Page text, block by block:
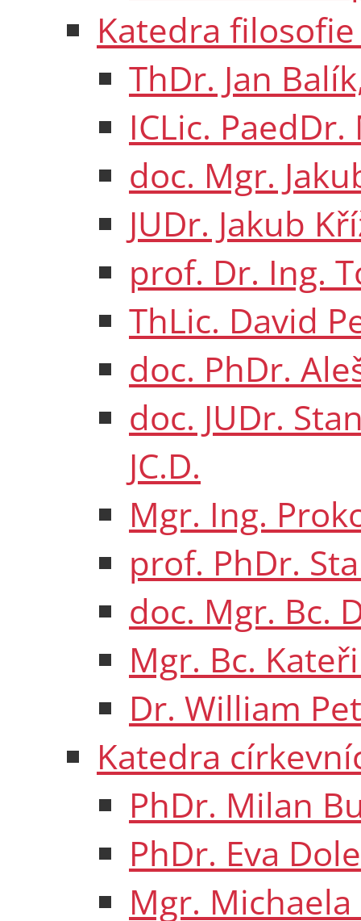
Katedra
ThDr. Jan
ICLic.
doc. Mgr.
JUDr. Jakub
prof. Dr. Ing.
ThLic. David
doc. PhDr.
doc. JUDr.
JC.D.
Mgr. Ing.
prof. PhDr.
doc. Mgr. Bc.
Mgr. Bc.
Dr. William
Katedra
PhDr. Milan
PhDr. Eva
Mgr.